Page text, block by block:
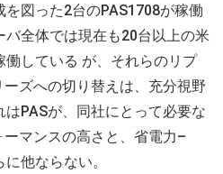
図った2台のPAS1708が稼働
バ全体では現在も20台以上の米
している が、それらのリプ
ズへの切り替えは、充分視野
PASが、同社にとって必要な
マンスの高さと、省電力–
他ならない。